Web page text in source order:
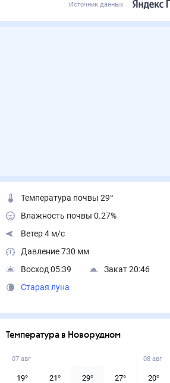
Источник данных
Температура почвы 29°
Влажность почвы 0.27%
Ветер 4 м/с
Давление 730 мм
Восход 05:39
Закат 20:46
Старая луна
Температура в Новорудном
07 авг
19° 21° 29° 27°
08 авг
20°